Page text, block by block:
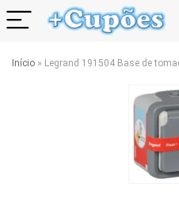
Início » Legrand 191504 Base de